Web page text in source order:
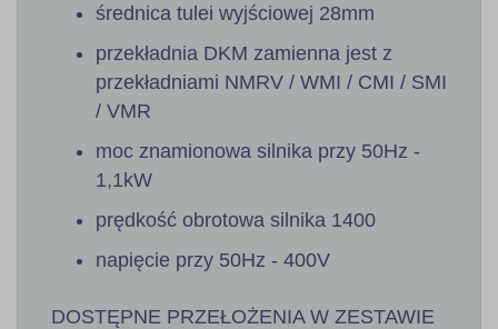
średnica tulei wyjściowej 28mm
przekładnia DKM zamienna jest z
przekładniami NMRV / WMI / CMI / SMI
/ VMR
moc znamionowa silnika przy 50Hz -
1,1kW
prędkość obrotowa silnika 1400
napięcie przy 50Hz - 400V
DOSTĘPNE PRZEŁOŻENIA W ZESTAWIE